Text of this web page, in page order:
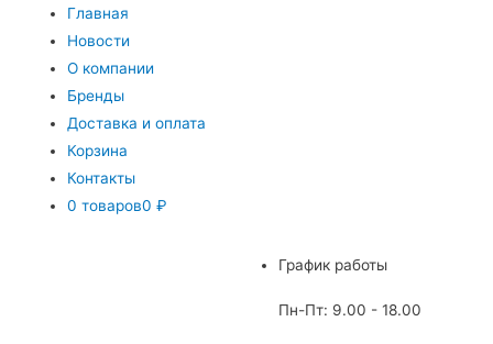
Главная
Новости
О компании
Бренды
Доставка и оплата
Корзина
Контакты
0 товаров0 ₽
График работы
Пн-Пт: 9.00 - 18.00